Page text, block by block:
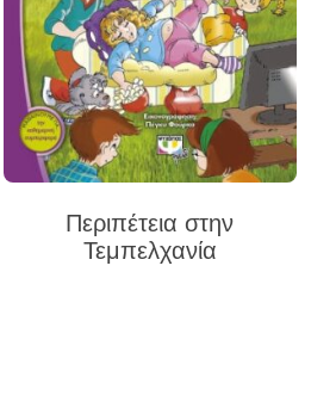
Περιπέτεια στην
Τεμπελχανία